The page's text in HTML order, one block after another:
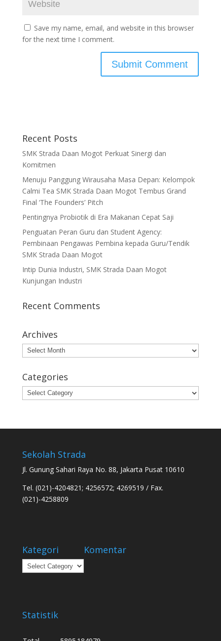
Save my name, email, and website in this browser
for the next time I comment.
Recent Posts
SMK Strada Daan Mogot Perkuat Sinergi dan
Komitmen
Menuju Panggung Wirausaha Masa Depan: Kelompok
Calmi Tea SMK Strada Daan Mogot Tembus Grand
Final ‘The Founders’ Pitch
Pentingnya Probiotik di Era Makanan Cepat Saji
Penguatan Peran Guru dan Student Agency:
Pembinaan Pengawas Pembina kepada Guru/Tendik
SMK Strada Daan Mogot
Intip Dunia Industri, SMK Strada Daan Mogot
Kunjungan Industri
Recent Comments
Archives
Archives
Categories
Categories
Sekolah Strada
Jl. Gunung Sahari Raya No. 88, Jakarta Pusat 10610
Tel. (021)-4204821; 4256572; 4269519 / Fax.
(021)-4258809
Kategori
Kategori
Komentar
Statistik